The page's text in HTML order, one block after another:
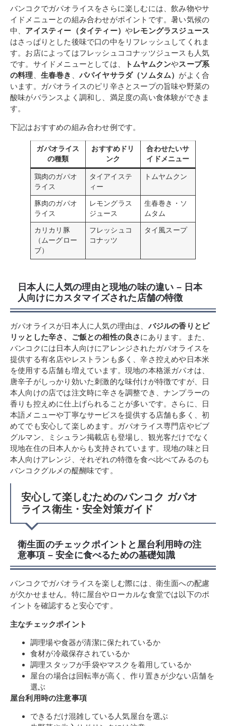
バンコクでガパオライスをさらに楽しむには、飲み物やサ
イドメニューとの組み合わせがポイントです。暑い気候の
中、 アイスティー（タイティー）やレモングラスジュース
はさっぱりとした後味で口の中をリフレッシュしてくれま
す。お店によってはフレッシュココナッツジュースも人気
です。サイドメニューとしては、
トムヤムクンやスープ系
の料理、 生春巻き 、 パパイヤサラダ（ソムタム） がよく合
います。ガパオライスのピリ辛さとスープの旨味や野菜の
酸味がバランスよく調和し、満足度の高い食体験ができま
す。
下記はおすすめの組み合わせ例です。
ガパオライス
の種類
おすすめドリ
ンク
合わせたいサ
イドメニュー
鶏肉のガパオ
ライス
タイアイステ
ィー
トムヤムクン
豚肉のガパオ
ライス
レモングラス
ジュース
生春巻き・ソ
ムタム
カリカリ豚
（ムーグロー
ブ）
フレッシュコ
コナッツ
タイ風スープ
日本人に人気の理由と現地の味の違い – 日本
人向けにカスタマイズされた店舗の特徴
ガパオライスが日本人に人気の理由は、 バジルの香りとピ
リッとした辛さ、ご飯との相性の良さにあります。また、
バンコクには日本人向けにアレンジされたガパオライスを
提供する有名店やレストランも多く、辛さ控えめや日本米
を使用する店舗も増えています。現地の本格派ガパオは、
唐辛子がしっかり効いた刺激的な味付けが特徴ですが、日
本人向けの店では注文時に辛さを調整でき、ナンプラーの
香りも控えめに仕上げられることが多いです。さらに、日
本語メニューや丁寧なサービスを提供する店舗も多く、初
めてでも安心して楽しめます。ガパオライス専門店やビブ
グルマン、ミシュラン掲載店も登場し、観光客だけでなく
現地在住の日本人からも支持されています。現地の味と日
本人向けアレンジ、それぞれの特徴を食べ比べてみるのも
バンコクグルメの醍醐味です。
安心して楽しむためのバンコク ガパオ
ライス衛生・安全対策ガイド
衛生面のチェックポイントと屋台利用時の注
意事項 – 安全に食べるための基礎知識
バンコクでガパオライスを楽しむ際には、衛生面への配慮
が欠かせません。特に屋台やローカルな食堂では以下のポ
イントを確認すると安心です。
主なチェックポイント
調理場や食器が清潔に保たれているか
食材が冷蔵保存されているか
調理スタッフが手袋やマスクを着用しているか
屋台の場合は回転率が高く、作り置きが少ない店舗を
選ぶ
屋台利用時の注意事項
できるだけ混雑している人気屋台を選ぶ